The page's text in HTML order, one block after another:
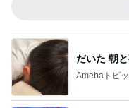
だいた 朝
Amebaトピ